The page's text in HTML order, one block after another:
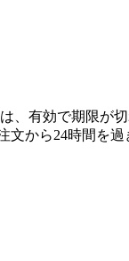
、有効で期限が
から24時間を過